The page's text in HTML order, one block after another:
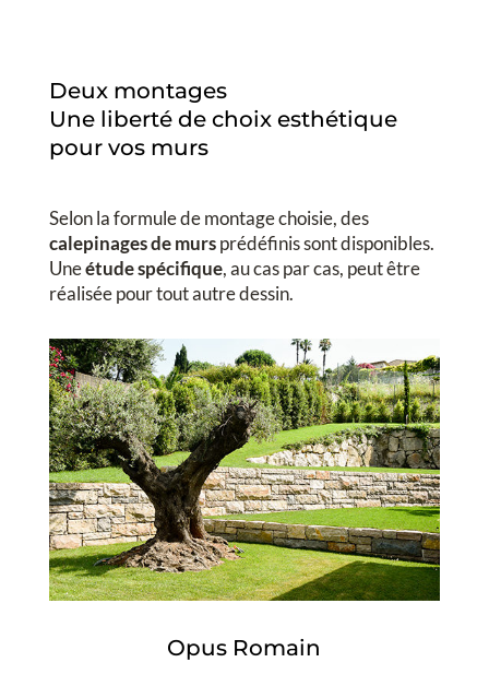
Deux montages
Une liberté de choix esthétique
pour vos murs
Selon la formule de montage choisie, des
calepinages de mursprédéfinis sont disponibles.
Uneétude spécifique, au cas par cas, peut être
réalisée pour tout autre dessin.
Opus Romain